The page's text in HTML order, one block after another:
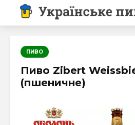
ПИВО
Пиво Zibert
(пшеничне)